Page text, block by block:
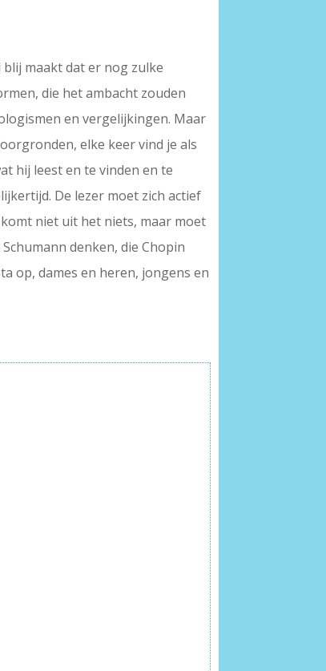
maakt dat er nog zulke
die het ambacht zouden
en vergelijkingen. Maar
elke keer vind je als
hij leest en te vinden en te
De lezer moet zich actief
niet uit het niets, maar moet
denken, die Chopin
op, dames en heren, jongens en